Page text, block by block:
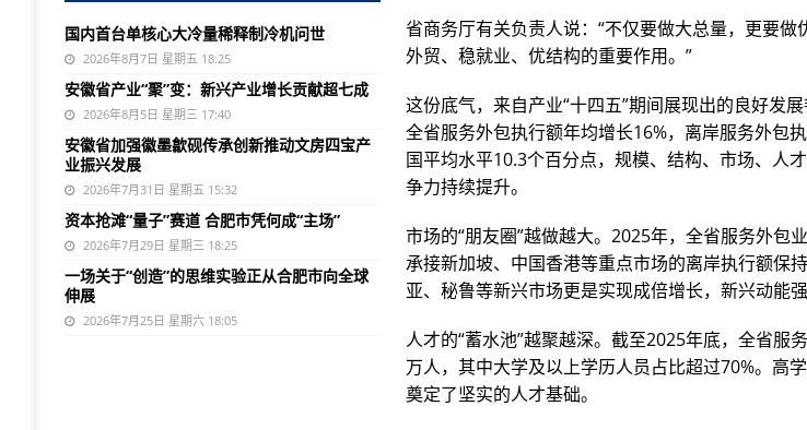
省商务厅有关负责人说：“不仅要做大总量，更要
外贸、稳就业、优结构的重要作用。”
这份底气，来自产业“十四五”期间展现出的良好发展
全省服务外包执行额年均增长16%，离岸服务外包
国平均水平10.3个百分点，规模、结构、市场、人
争力持续提升。
市场的“朋友圈”越做越大。2025年，全省服务外包
承接新加坡、中国香港等重点市场的离岸执行额保
亚、秘鲁等新兴市场更是实现成倍增长，新兴动能强
人才的“蓄水池”越聚越深。截至2025年底，全省服
万人，其中大学及以上学历人员占比超过70%。高
奠定了坚实的人才基础。
国内首台单核心大冷量稀释制冷机问世
2026年8月7日 星期五 18:25
安徽省产业“聚”变：新兴产业增长贡献超七成
2026年8月5日 星期三 17:40
安徽省加强徽墨歙砚传承创新推动文房四宝产
业振兴发展
2026年7月31日 星期五 15:32
资本抢滩“量子”赛道 合肥市凭何成“主场”
2026年7月29日 星期三 18:25
一场关于“创造”的思维实验正从合肥市向全球
伸展
2026年7月25日 星期六 18:05